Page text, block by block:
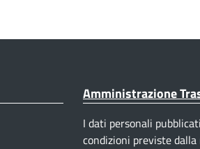
Amministrazione
I dati personali
condizioni previste